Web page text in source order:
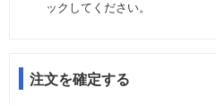
ックしてください。
注文を確定する